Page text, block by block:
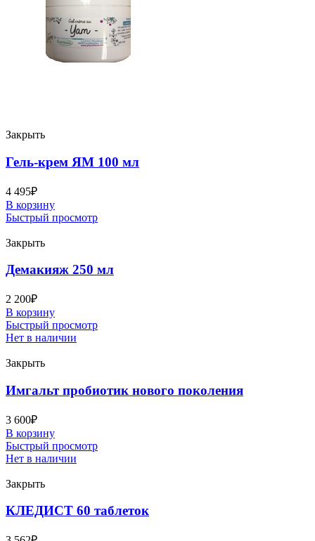
Закрыть
Гель-крем ЯМ 100 мл
4 495₽
В корзину
Быстрый просмотр
Закрыть
Демакияж 250 мл
2 200₽
В корзину
Быстрый просмотр
Нет в наличии
Закрыть
Имгальт пробиотик нового поколения
3 600₽
В корзину
Быстрый просмотр
Нет в наличии
Закрыть
КЛЕДИСТ 60 таблеток